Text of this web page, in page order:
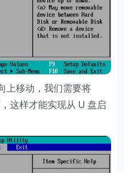
移动，我们需要将
这样才能实现从 U 盘启